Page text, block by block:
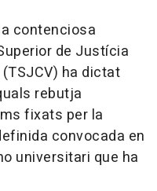
contenciosa
de Justícia
ha dictat
rebutja
fixats per la
convocada en
universitari que ha